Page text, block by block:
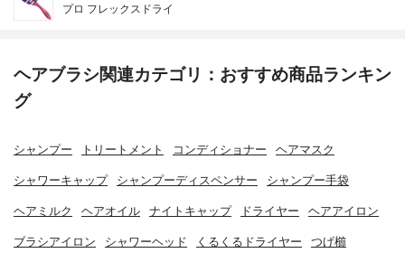
プロ フレックスドライ
ヘアブラシ関連カテゴリ：おすすめ商品ランキン
グ
シャンプー トリートメント コンディショナー ヘアマスク
シャワーキャップ シャンプーディスペンサー シャンプー手袋
ヘアミルク ヘアオイル ナイトキャップ ドライヤー ヘアアイロン
ブラシアイロン シャワーヘッド くるくるドライヤー つげ櫛